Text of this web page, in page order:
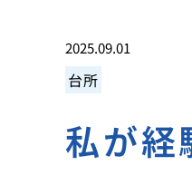
2025.09.01
台所
私が経